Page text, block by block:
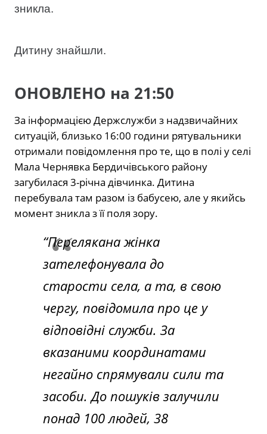
зникла.
Дитину знайшли.
ОНОВЛЕНО на 21:50
За інформацією Держслужби з надзвичайних
ситуацій, близько 16:00 години рятувальники
отримали повідомлення про те, що в полі у селі
Мала Чернявка Бердичівського району
загубилася 3-річна дівчинка. Дитина
перебувала там разом із бабусею, але у якийсь
момент зникла з її поля зору.
“Перелякана жінка
зателефонувала до
старости села, а та, в свою
чергу, повідомила про це у
відповідні служби. За
вказаними координатами
негайно спрямували сили та
засоби. До пошуків залучили
понад 100 людей, 38